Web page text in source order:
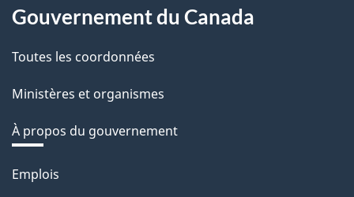
Gouvernement du Canada
Toutes les coordonnées
Ministères et organismes
À propos du gouvernement
Thèmes
Emplois